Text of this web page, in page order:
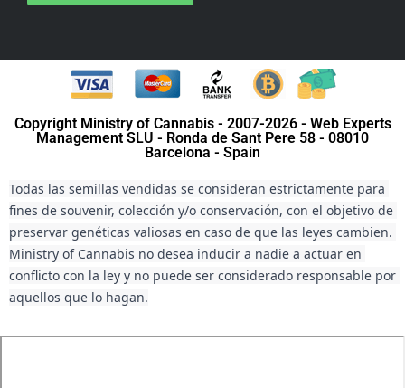
Copyright Ministry of Cannabis - 2007-2026 - Web Experts
Management SLU - Ronda de Sant Pere 58 - 08010
Barcelona - Spain
Todas las semillas vendidas se consideran estrictamente para
fines de souvenir, colección y/o conservación, con el objetivo de
preservar genéticas valiosas en caso de que las leyes cambien.
Ministry of Cannabis no desea inducir a nadie a actuar en
conflicto con la ley y no puede ser considerado responsable por
aquellos que lo hagan.